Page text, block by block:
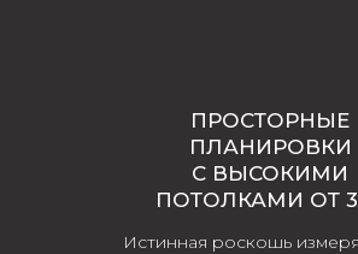
ПРОСТОРНЫЕ
ПЛАНИРОВКИ
С ВЫСОКИМИ
ПОТОЛКАМИ ОТ
Истинная роскошь